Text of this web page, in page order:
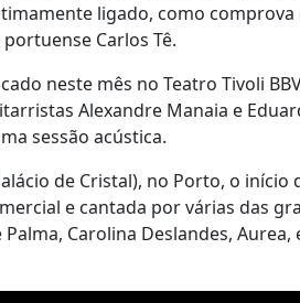
ligado, como
Carlos Tê.
neste mês no Teatro Tivoli
Alexandre Manaia e
sessão acústica.
de Cristal), no Porto, o início
e cantada por várias das
Carolina Deslandes,